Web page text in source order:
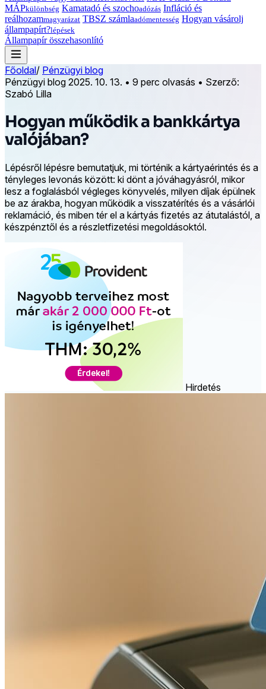
MÁPkülönbség Kamatadó és szochoadózás Infláció és
reálhozammagyarázat TBSZ számlaadómentesség Hogyan vásárolj
állampapírt?lépések
Állampapír összehasonlító
Főoldal/ Pénzügyi blog
Pénzügyi blog 2025. 10. 13. • 9 perc olvasás • Szerző:
Szabó Lilla
Hogyan működik a bankkártya
valójában?
Lépésről lépésre bemutatjuk, mi történik a kártyaérintés és a
tényleges levonás között: ki dönt a jóváhagyásról, mikor
lesz a foglalásból végleges könyvelés, milyen díjak épülnek
be az árakba, hogyan működik a visszatérítés és a vásárlói
reklamáció, és miben tér el a kártyás fizetés az átutalástól, a
készpénztől és a részletfizetési megoldásoktól.
Hirdetés